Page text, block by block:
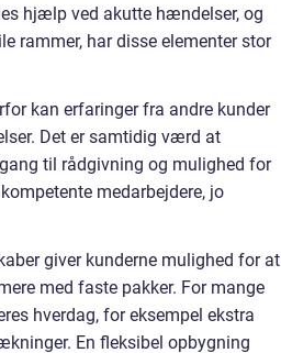
hjælp ved akutte hændelser, og
rammer, har disse elementer stor
kan erfaringer fra andre kunder
Det er samtidig værd at
til rådgivning og mulighed for
medarbejdere, jo
giver kunderne mulighed for at
med faste pakker. For mange
hverdag, for eksempel ekstra
En fleksibel opbygning